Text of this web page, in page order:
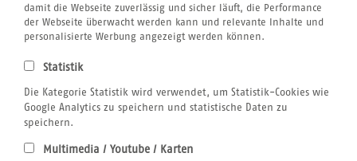
Rund um´s Buchen
Reiseversicherung
Gutschein
Centrum für Reisemedizin
Windsurfen
Wingfoilen
Bildnachweis
Airline Blacklist
damit die Webseite zuverlässig und sicher läuft, die Performance
der Webseite überwacht werden kann und relevante Inhalte und
personalisierte Werbung angezeigt werden können.
Statistik
Die Kategorie Statistik wird verwendet, um Statistik-Cookies wie
Google Analytics zu speichern und statistische Daten zu
speichern.
Multimedia / Youtube / Karten